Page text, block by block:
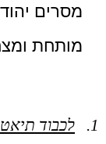
מסרים
מותחת
לכבוד